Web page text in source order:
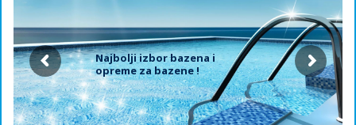
Najbolji izbor bazena i
opreme za bazene !